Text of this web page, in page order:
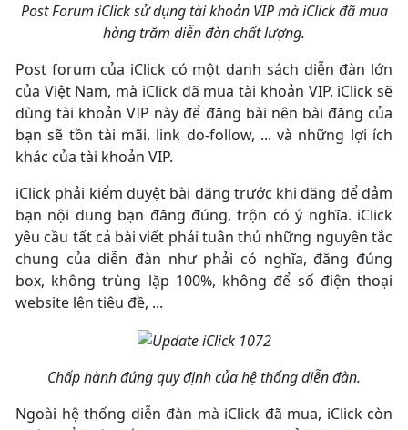
Post Forum iClick sử dụng tài khoản VIP mà iClick đã mua
hàng trăm diễn đàn chất lượng.
Post forum của iClick có một danh sách diễn đàn lớn
của Việt Nam, mà iClick đã mua tài khoản VIP. iClick sẽ
dùng tài khoản VIP này để đăng bài nên bài đăng của
bạn sẽ tồn tài mãi, link do-follow, ... và những lợi ích
khác của tài khoản VIP.
iClick phải kiểm duyệt bài đăng trước khi đăng để đảm
bạn nội dung bạn đăng đúng, trộn có ý nghĩa. iClick
yêu cầu tất cả bài viết phải tuân thủ những nguyên tắc
chung của diễn đàn như phải có nghĩa, đăng đúng
box, không trùng lặp 100%, không để số điện thoại
website lên tiêu đề, ...
Chấp hành đúng quy định của hệ thống diễn đàn.
Ngoài hệ thống diễn đàn mà iClick đã mua, iClick còn